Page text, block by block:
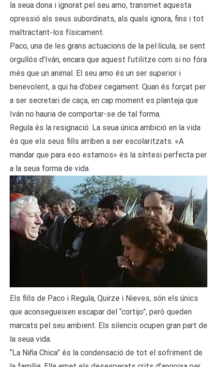
la seua dona i ignorat pel seu amo, transmet aquesta
opressió als seus subordinats, als quals ignora, fins i tot
maltractant-los físicament.
Paco, una de les grans actuacions de la pel·lícula, se sent
orgullós d’Iván, encara que aquest l’utilitze com si no fóra
més que un animal. El seu amo és un ser superior i
benevolent, a qui ha d’obeir cegament. Quan és forçat per
a ser secretari de caça, en cap moment es planteja que
Iván no hauria de comportar-se de tal forma.
Regula és la resignació. La seua única ambició en la vida
és que els seus fills arriben a ser escolaritzats. «A
mandar que para eso estamos» és la síntesi perfecta per
a la seua forma de vida.
Els fills de Paco i Regula, Quirze i Nieves, són els únics
que aconsegueixen escapar del “cortijo”, però queden
marcats pel seu ambient. Els silencis ocupen gran part de
la seua vida.
“La Niña Chica” és la condensació de tot el sofriment de